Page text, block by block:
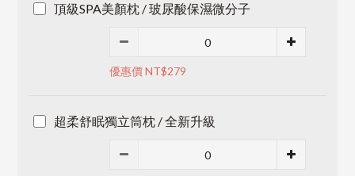
頂級SPA美顏枕 / 玻尿酸保濕微分子
優惠價 NT$279
超柔舒眠獨立筒枕 / 全新升級